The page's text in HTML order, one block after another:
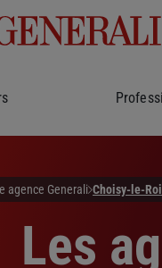
agence Generali Choisy-le-Roi
Les